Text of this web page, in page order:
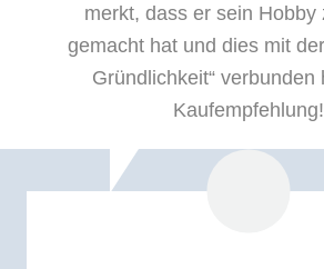
merkt, dass er sein Hobby
gemacht hat und dies mit
Gründlichkeit“ verbunden
Kaufempfehlung!